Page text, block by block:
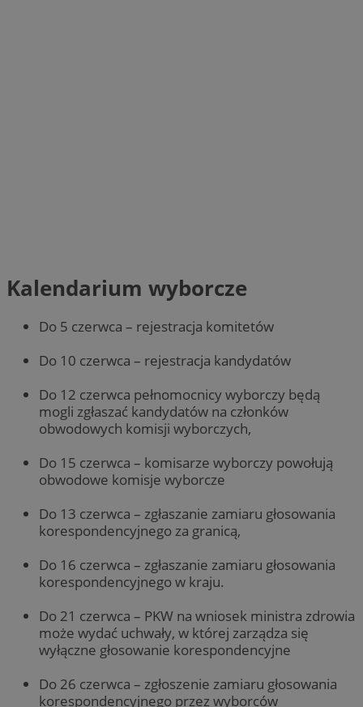
Kalendarium wyborcze
Do 5 czerwca – rejestracja komitetów
Do 10 czerwca – rejestracja kandydatów
Do 12 czerwca pełnomocnicy wyborczy będą
mogli zgłaszać kandydatów na członków
obwodowych komisji wyborczych,
Do 15 czerwca – komisarze wyborczy powołują
obwodowe komisje wyborcze
Do 13 czerwca – zgłaszanie zamiaru głosowania
korespondencyjnego za granicą,
Do 16 czerwca – zgłaszanie zamiaru głosowania
korespondencyjnego w kraju.
Do 21 czerwca – PKW na wniosek ministra zdrowia
może wydać uchwały, w której zarządza się
wyłączne głosowanie korespondencyjne
Do 26 czerwca – zgłoszenie zamiaru głosowania
korespondencyjnego przez wyborców